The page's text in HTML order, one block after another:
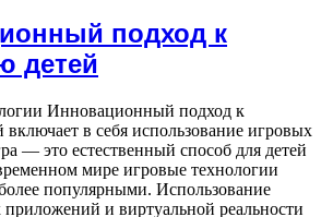
подход к
детей
Инновационный подход к
включает в себя использование игровых
— это естественный способ для детей
мире игровые технологии
более популярными. Использование
и виртуальной реальности